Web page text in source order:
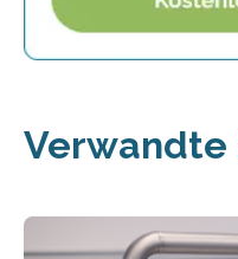
Verwandte